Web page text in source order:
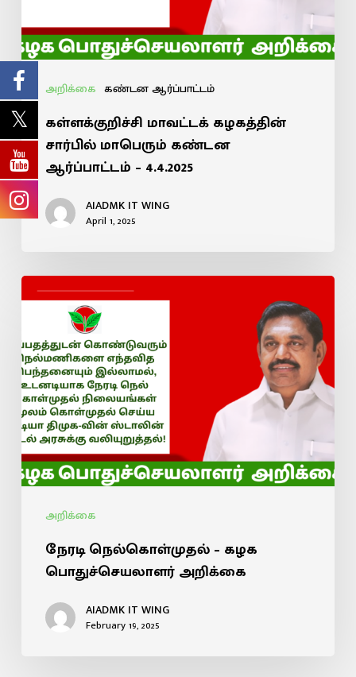
அறிக்கை கண்டன ஆர்ப்பாட்டம்
கள்ளக்குறிச்சி மாவட்டக் கழகத்தின்
சார்பில் மாபெரும் கண்டன
ஆர்ப்பாட்டம் – 4.4.2025
AIADMK IT WING
April 1, 2025
அறிக்கை
நேரடி நெல்கொள்முதல் – கழக
பொதுச்செயலாளர் அறிக்கை
AIADMK IT WING
February 19, 2025